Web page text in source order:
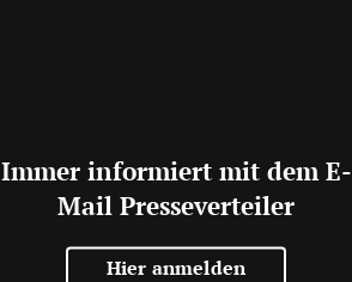
Immer informiert mit dem E-
Mail Presseverteiler
Hier anmelden